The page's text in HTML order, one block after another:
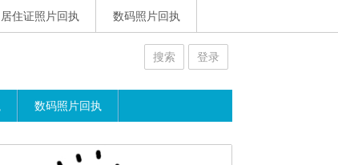
居住证照片回执 数码照片回执
搜索 登录
数码照片回执